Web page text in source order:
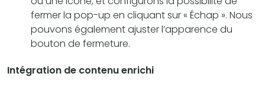
fermer la pop-up en cliquant sur « Échap ». Nous
pouvons également ajuster l’apparence du
bouton de fermeture.
Intégration de contenu enrichi